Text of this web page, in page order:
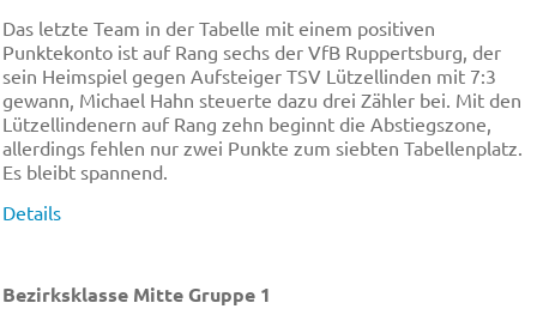
Das letzte Team in der Tabelle mit einem positiven
Punktekonto ist auf Rang sechs der VfB Ruppertsburg, der
sein Heimspiel gegen Aufsteiger TSV Lützellinden mit 7:3
gewann, Michael Hahn steuerte dazu drei Zähler bei. Mit den
Lützellindenern auf Rang zehn beginnt die Abstiegszone,
allerdings fehlen nur zwei Punkte zum siebten Tabellenplatz.
Es bleibt spannend.
Details
Bezirksklasse Mitte Gruppe 1